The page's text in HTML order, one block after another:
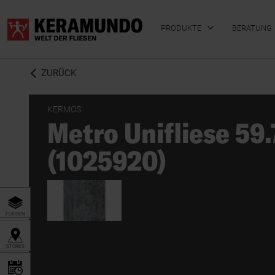
PRODUKTE
BADFLIESEN KÜCHENFLIESEN
BERATUNG
ZURÜCK
KERMOS
Metro Unifliese
(1025920)
FLIESEN
STORES